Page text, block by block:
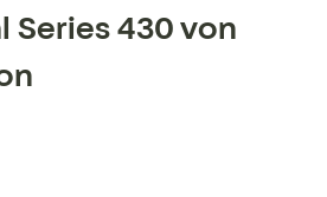
Series 430 von